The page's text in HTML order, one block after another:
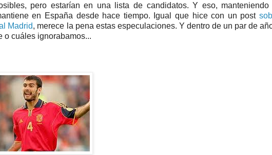
pero estarían en una lista de candidatos. Y eso, manteniendo
en España desde hace tiempo. Igual que hice con un post
Madrid, merece la pena estas especulaciones. Y dentro de un par de
o cuáles ignorabamos...